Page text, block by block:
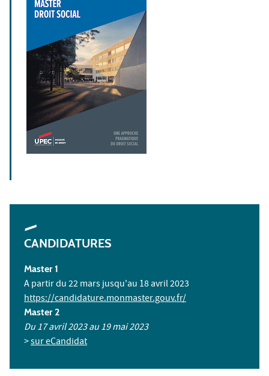
CANDIDATURES
Master 1
A partir du 22 mars jusqu'au 18 avril 2023
https://candidature.monmaster.gouv.fr/
Master 2
Du 17 avril 2023 au 19 mai 2023
>sur eCandidat